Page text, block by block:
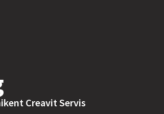
Creavit Servis